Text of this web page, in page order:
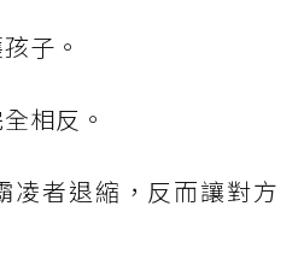
子。
相反。
凌者退縮，反而讓對方